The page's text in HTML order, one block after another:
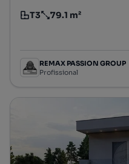
Tipologia
T3
Preço por metro quadrado
79.1 m²
REMAX PASSION GROUP
Profissional